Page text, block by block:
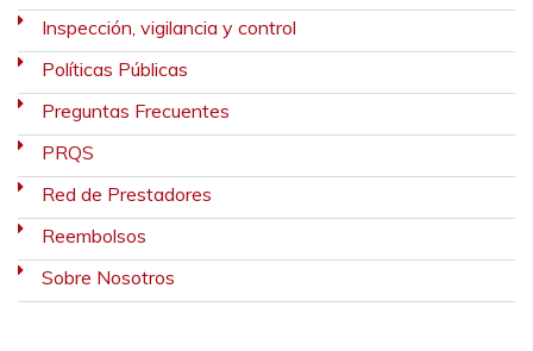
Inspección, vigilancia y control
Políticas Públicas
Preguntas Frecuentes
PRQS
Red de Prestadores
Reembolsos
Sobre Nosotros